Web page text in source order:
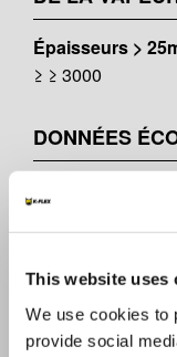
This website uses
We use cookies to
provide social
Épaisseurs >
≥ ≥ 3000
DONNÉES
MSC 307(88)